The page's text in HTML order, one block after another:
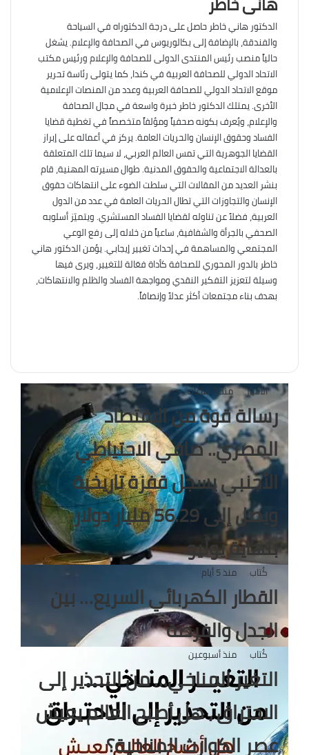
الدكتور هاني خاطر حاصل على درجة الدكتوراه في السياحة
والفندقة، بالإضافة إلى بكالوريوس في الصحافة والإعلام. يشغل
حالياً منصب رئيس المنتدى الدولى للصحافة والإعلام ورئيس مكتب
الاتحاد الدولي للصحافة العربية في كندا، كما يتولى رئاسة تحرير
موقع الاتحاد الدولي للصحافة العربية وعدد من المنصات الإعلامية
الأخرى. يمتلك الدكتور خاطر خبرة واسعة في مجال الصحافة
والإعلام، ويُعرف بكونه صحفياً ومؤلفاً متخصصاً في تغطية قضايا
الفساد وحقوق الإنسان والحريات العامة. يركز في أعماله على إبراز
القضايا الجوهرية التي تمس العالم العربي، لا سيما تلك المتعلقة
بالعدالة الاجتماعية والحقوق المدنية. طوال مسيرته المهنية، قام
بنشر العديد من المقالات التي سلطت الضوء على انتهاكات حقوق
الإنسان والتجاوزات التي تطال الحريات العامة في عدد من الدول
العربية، فضلاً عن تناوله لقضايا الفساد المستشري. ويتميّز أسلوبه
الصحفي بالجرأة والشفافية، ساعياً من خلاله إلى رفع الوعي
المجتمعي والمساهمة في إحداث تغيير إيجابي. يؤمن الدكتور هاني
خاطر بالدور المحوري للصحافة كأداة فعّالة للتغيير، ويرى فيها
وسيلة لتعزيز التفكير النقدي ومواجهة الفساد والظلم والانتهاكات،
بهدف بناء مجتمعات أكثر عدلاً وإنصافاً.
الأخبار منذ 7 ساعات
رسالة قوة من الاقتصاد
المصري.. صافي الاحتياطي
الأجنبي يسجل قفزة تاريخية
ويصل إلى 56.29 مليار دولار
بنهاية يوليو
كُتاب منذ 5 أيام
القطار الكهربائي السريع… بين
الجدل والفرصة
كُتاب منذ أسبوعين
التغير المناخي… من التحذير إلى
الاحتراق ، هل أصبح العالم يعيش
عصر الكوارث المناخية؟